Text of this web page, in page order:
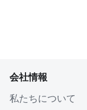
会社情報
私たちについて